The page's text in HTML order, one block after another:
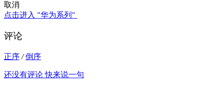
取消
点击进入 "华为系列"
评论
正序 / 倒序
还没有评论 快来说一句